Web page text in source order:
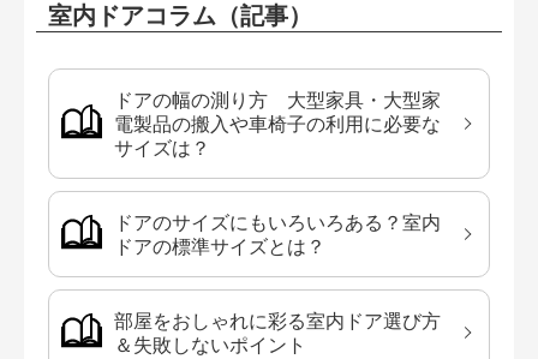
室内ドアコラム（記事）
ドアの幅の測り方 大型家具・大型家
電製品の搬入や車椅子の利用に必要な
サイズは？
ドアのサイズにもいろいろある？室内
ドアの標準サイズとは？
部屋をおしゃれに彩る室内ドア選び方
＆失敗しないポイント